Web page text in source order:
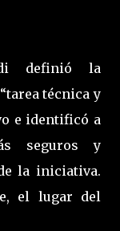
definió la
técnica y
e identificó a
seguros y
la iniciativa.
el lugar del